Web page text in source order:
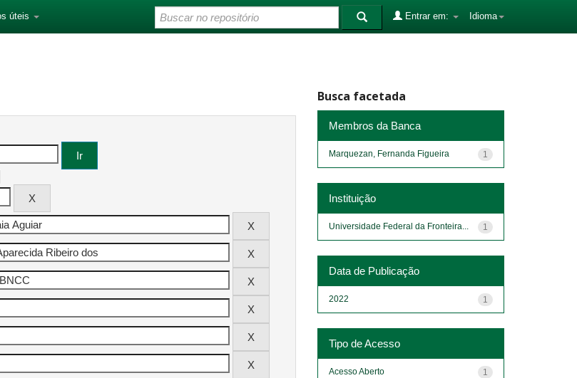
úteis Idioma
Entrar em:
Busca facetada
Membros da Banca
1
Marquezan, Fernanda Figueira
Instituição
1
Universidade Federal da Fronteira...
Data de Publicação
1
2022
Tipo de Acesso
1
Acesso Aberto